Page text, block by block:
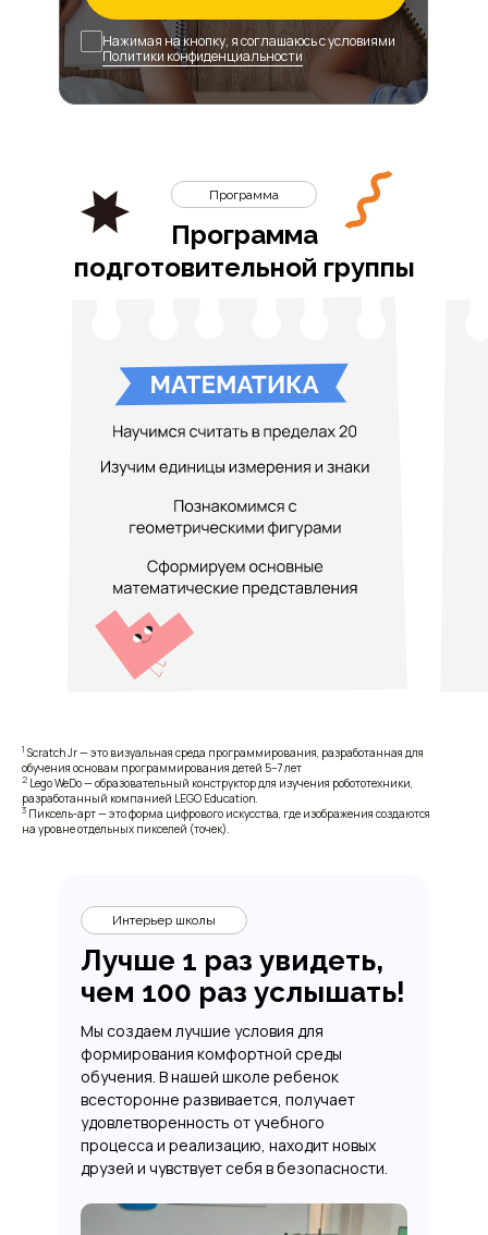
Нажимая на кнопку, я соглашаюсь с условиями
Политики конфиденциальности
Программа
подготовительной группы
Программа
1 Scratch Jr — это визуальная среда программирования, разработанная для
обучения основам программирования детей 5−7 лет
2 Lego WeDo — образовательный конструктор для изучения робототехники,
разработанный компанией LEGO Education.
3 Пиксель-арт — это форма цифрового искусства, где изображения создаются
на уровне отдельных пикселей (точек).
Лучше 1 раз увидеть,
чем 100 раз услышать!
Интерьер школы
Мы создаем лучшие условия для
формирования комфортной среды
обучения. В нашей школе ребенок
всесторонне развивается, получает
удовлетворенность от учебного
процесса и реализацию, находит новых
друзей и чувствует себя в безопасности.